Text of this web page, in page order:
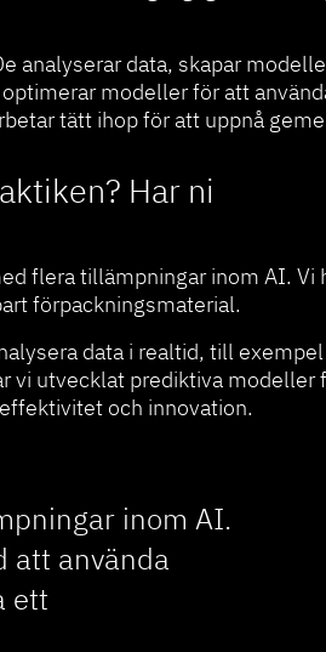
analyserar data, skapar
modeller för att
tätt ihop för att uppnå
Har ni
flera tillämpningar inom AI.
förpackningsmaterial.
data i realtid, till
vi utvecklat prediktiva
och innovation.
inom AI.
att använda
ett